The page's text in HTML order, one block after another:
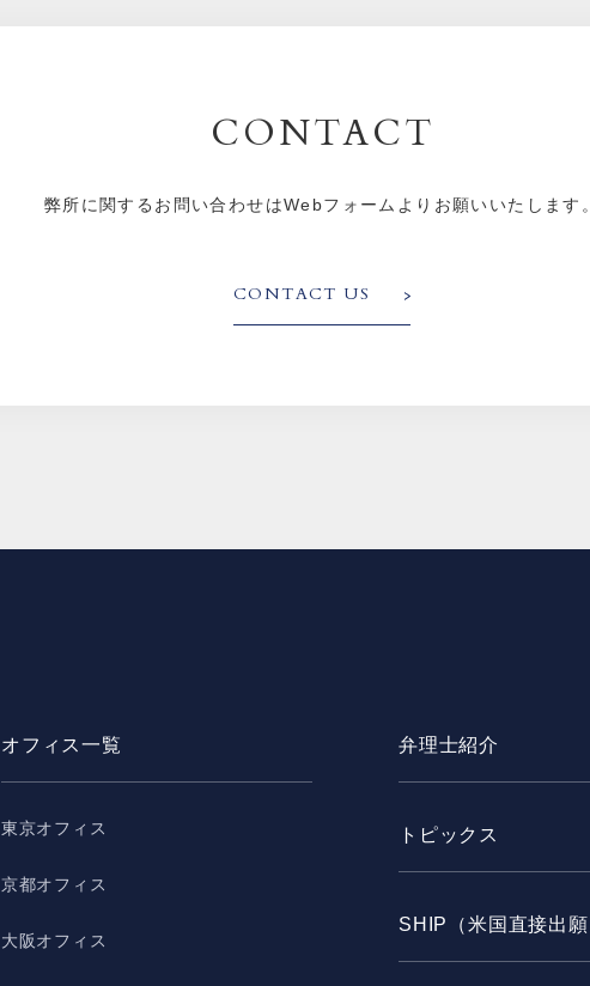
CONTACT
弊所に関するお問い合わせはWebフォームよりお願いいたします
CONTACT US
オフィス一覧
東京オフィス
京都オフィス
大阪オフィス
弁理士紹介
トピックス
SHIP（米国直接出